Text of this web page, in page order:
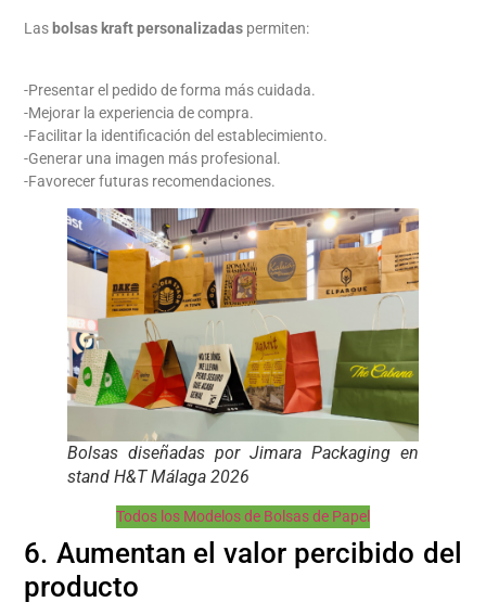
Las bolsas kraft personalizadas permiten:
-Presentar el pedido de forma más cuidada.
-Mejorar la experiencia de compra.
-Facilitar la identificación del establecimiento.
-Generar una imagen más profesional.
-Favorecer futuras recomendaciones.
Bolsas diseñadas por Jimara Packaging en
stand H&T Málaga 2026
Todos los Modelos de Bolsas de Papel
6. Aumentan el valor percibido del
producto